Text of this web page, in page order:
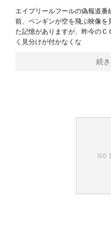
エイプリールフールの偽報道
前、ペンギンが空を飛ぶ映像を
た記憶がありますが、昨今の
く見分けが付かなくな
続